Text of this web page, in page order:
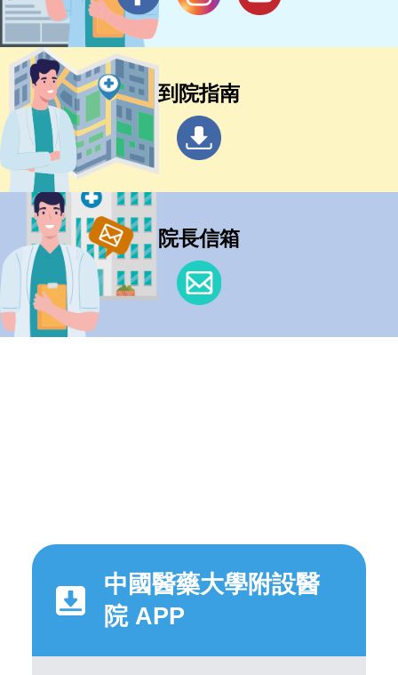
到院指南
院長信箱
中國醫藥大學附設醫
院 APP